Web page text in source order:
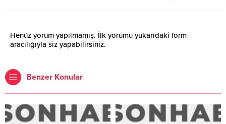
Henüz yorum yapılmamış. İlk yorumu yukarıdaki form
aracılığıyla siz yapabilirsiniz.
Benzer Konular